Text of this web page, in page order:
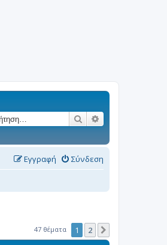
Αναζήτηση
Σύνδεση
Εγγραφή
47 θέματα 1 2